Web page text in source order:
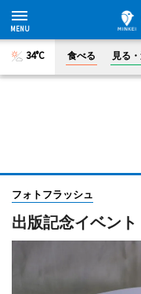
34°C 食べる 見る
フォトフラッシュ
出版記念イベン